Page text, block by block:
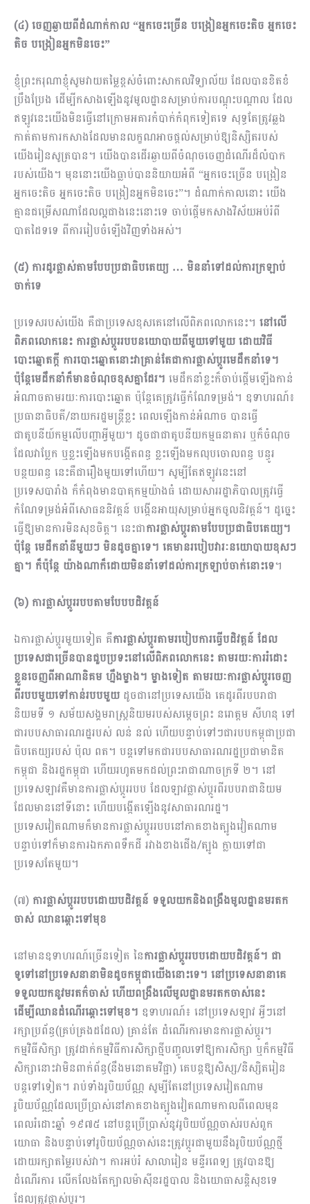
(៤) ចេញឆ្ងាយពីដំណាក់កាល “អ្នកចេះច្រើន បង្រៀនអ្នកចេះតិច អ្នកចេះ
តិច បង្រៀនអ្នកមិនចេះ”
ខ្ញុំព្រះករុណាខ្ញុំសូមវាយតម្លៃខ្ពស់ចំពោះសាកលវិទ្យាល័យ ដែលបានខិតខំ
ប្រឹងប្រែង ដើម្បីកសាងឡើងនូវមូលដ្ឋានសម្រាប់ការបណ្ដុះបណ្ដាល ដែល
ឥឡូវនេះយើងមិនធ្វើនៅក្រោមអគារកំបាក់កំពុកទៀតទេ សុទ្ធតែត្រូវឆ្លង
កាត់តាមការកសាងដែលមានលក្ខណអាចផ្ដល់សម្រាប់ឱ្យនិស្សិតរបស់
យើងរៀនសូត្របាន។ យើងបានដើរឆ្ងាយពីចំណុចចេញដំណើរដ៏លំបាក
របស់យើង។ មុននោះយើងធ្លាប់បាននិយាយអំពី “អ្នកចេះច្រើន បង្រៀន
អ្នកចេះតិច អ្នកចេះតិច បង្រៀនអ្នកមិនចេះ”។ ដំណាក់កាលនោះ យើង
គ្មានជម្រើសណាដែលល្អជាងនេះនោះទេ ចាប់ផ្ដើមកសាងវិស័យអប់រំពី
បាតដៃទទេ ពីការរៀបចំឡើងវិញទាំងអស់។​
(៥) ការដូរផ្លាស់តាមបែបប្រជាធិបតេយ្យ … មិននាំទៅដល់ការក្រឡាប់
ចាក់ទេ
ប្រទេសរបស់យើង គឺជាប្រទេសខុសគេនៅលើពិភពលោកនេះ។ នៅលើ
ពិភពលោកនេះ ការផ្លាស់ប្ដូររបបនយោបាយពីមួយទៅមួយ ដោយវិធី
បោះឆ្នោតក្ដី ការបោះឆ្នោតនោះវាគ្រាន់តែជាការផ្លាស់ប្ដូរមេដឹកនាំទេ។
ប៉ុន្តែមេដឹកនាំក៏មានចំណុចខុសគ្នាដែរ។ មេដឹកនាំខ្លះក៏ចាប់ផ្ដើមឡើងកាន់
អំណាចតាមរយៈការបោះឆ្នោត​ ប៉ុន្តែគេត្រូវធ្វើកំណែទម្រង់។ ឧទាហរណ៍៖
​ប្រធានាធិបតី/នាយករដ្ឋមន្រ្តីខ្លះ ពេលឡើងកាន់អំណាច បានធ្វើ
ជាតូបនីយ៍កម្មលើបញ្ហាអ្វីមួយ។ ដូចជាជាតូបនីយកម្មធនាគារ ឬក៏ចំណុច
ដែលវាប្លែក ឬខ្លះឡើងមកបង្កើតពន្ធ ខ្លះឡើងមកលុបចោលពន្ធ បន្ធូរ
បន្ថយពន្ធ នេះគឺជារឿងមួយទៅហើយ។ សូម្បីតែឥឡូវនេះនៅ
ប្រទេសបារាំង ក៏កំពុងមានបាតុកម្មយ៉ាងធំ ដោយសាររដ្ឋាភិបាលត្រូវធ្វើ
កំណែទម្រង់អំពីសោធននិវត្តន៍ បង្កើនអាយុសម្រាប់អ្នកចូលនិវត្តន៍។ ដូច្នេះ
ធ្វើឱ្យមានការមិនសុខចិត្ត។ នេះជាការផ្លាស់ប្ដូរតាមបែបប្រជាធិបតេយ្យ។
ប៉ុន្តែ មេដឹកនាំនីមួយៗ មិនដូចគ្នាទេ។ គេមានរបៀបវារៈនយោបាយខុសៗ
គ្នា។ ក៏ប៉ុន្តែ យ៉ាងណាក៏ដោយមិននាំទៅដល់ការក្រឡាប់ចាក់នោះទេ។
(៦) ការផ្លាស់ប្តូររបបតាមបែបបដិវត្តន៍
ឯការផ្លាស់ប្ដូរមួយទៀត គឺការផ្លាស់ប្ដូរតាមរបៀបការធ្វើបដិវត្តន៍ ដែល
ប្រទេសជាច្រើនបានជួបប្រទះនៅលើពិភពលោកនេះ តាមរយៈការរំដោះ
ខ្លួនចេញពីអាណានិគម ហ្នឹងម្ខាង។ ម្ខាងទៀត តាមរយៈការផ្លាស់ប្ដូរចេញ
ពីរបបមួយទៅកាន់របបមួយ ដូចជានៅប្រទេសយើង​ គេដូរពីរបបរាជា
និយមទី ១ សម័យសង្គមរាស្រ្តនិយមរបស់សម្ដេចព្រះ នរោត្តម សីហនុ ទៅ
ជារបបសាធារណរដ្ឋរបស់ លន់ នល់ ហើយ​បន្ទាប់ទៅៗជារបបកម្ពុជាប្រជា
ធិបតេយ្យរបស់ ប៉ុល ពត។ បន្តទៅមកជារបបសាធារណរដ្ឋប្រជាមានិត
កម្ពុជា និងរដ្ឋកម្ពុជា ហើយរហូតមកដល់ព្រះរាជាណាចក្រទី ២។ នៅ
ប្រទេសឡាវគឺមានការផ្លាស់ប្ដូររបប ដែលឡាវផ្លាស់ប្ដូរពីរបបរាជានិយម
ដែលមាននៅទីនោះ ហើយបង្កើតឡើងនូវសាធារណរដ្ឋ។
ប្រទេសវៀតណាមក៏មានការផ្លាស់ប្ដូររបបនៅភាគខាងត្បូងវៀតណាម
បន្ទាប់ទៅក៏មានការឯកភាពទឹកដី រវាងខាងជើង/ត្បូង​ ក្លាយទៅជា
ប្រទេសតែមួយ។
(៧) ការផ្លាស់ប្ដូររបបដោយបដិវត្តន៍ ទទួលយកនិងពង្រឹងមូលដ្ឋានមរតក
ចាស់ ឈានឆ្ពោះទៅមុខ
នៅមានឧទាហរណ៍ច្រើនទៀត នៃការផ្លាស់ប្ដូររបបដោយបដិវត្តន៍។ ជា
ទូទៅនៅប្រទេសនានាមិនដូចកម្ពុជាយើងនោះទេ។ នៅប្រទេសនានាគេ
ទទួលយកនូវមរតក៌ចាស់ ហើយពង្រឹងលើមូលដ្ឋានមរតកចាស់នេះ
ដើម្បីឈានដំណើរឆ្ពោះទៅមុខ។ ឧទាហរណ៍៖ នៅប្រទេសឡាវ អ្វីៗនៅ
រក្សាប្រព័ន្ធ(គ្រប់គ្រងដដែល) គ្រាន់តែ ដំណើរការមានការផ្លាស់ប្តូរ។
កម្មវិធីសិក្សា ត្រូវដាក់កម្មវិធីការសិក្សាថ្មីបញ្ចូលទៅឱ្យការសិក្សា ឬក៏កម្មវិធី
សិក្សានោះវាមិនពាក់ព័ន្ធ(នឹងមនោគមវិជ្ជា) គេបន្តឱ្យសិស្ស/និស្សិតរៀន
បន្តទៅទៀត។ រាប់ទាំងរូបិយប័ណ្ណ សូម្បីតែនៅប្រទេសវៀតណាម
រូបិយប័ណ្ណដែលប្រើប្រាស់នៅភាគខាងត្បូងវៀតណាមកាលពីពេលមុន
ពេលរំដោះឆ្នាំ ១៩៧៥ នៅបន្តប្រើប្រាស់នូវរូបិយប័ណ្ណចាស់របស់ពួក
យោធា និងបន្ទាប់ទៅរូបិយប័ណ្ណចាស់នេះត្រូវប្តូរជាមួយនឹងរូបិយប័ណ្ណថ្មី
ដោយរក្សាតម្លៃរបស់វា។ ការអប់រំ សាលារៀន មន្ទីរពេទ្យ ត្រូវបានឱ្យ
ដំណើរការ លើកលែងតែក្បាលម៉ាស៊ីនរដ្ឋបាល និងយោធាសន្តិសុខទេ
ដែលត្រូវផ្លាស់ប្តូរ។